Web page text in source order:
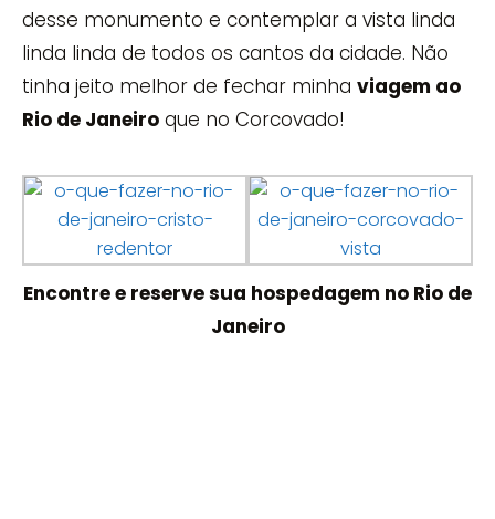
desse monumento e contemplar a vista linda
linda linda de todos os cantos da cidade. Não
tinha jeito melhor de fechar minha viagem ao
Rio de Janeiro que no Corcovado!
Encontre e reserve sua hospedagem no Rio de
Janeiro